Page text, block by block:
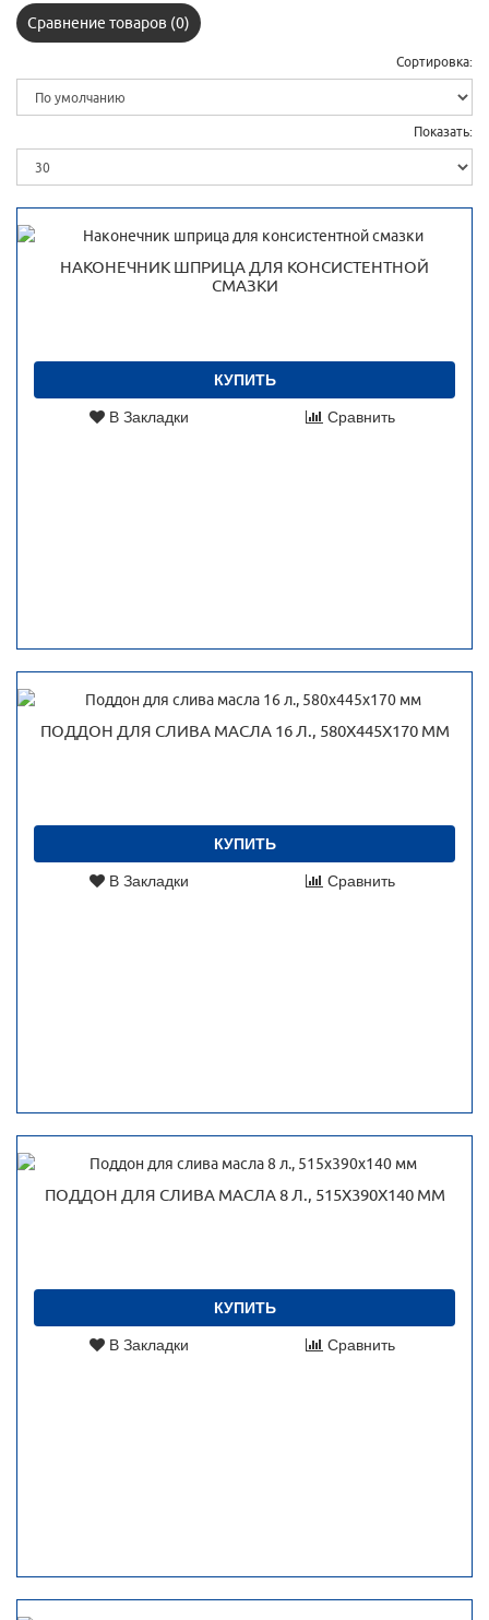
Сравнение товаров (0)
Сортировка:
Показать:
НАКОНЕЧНИК ШПРИЦА ДЛЯ КОНСИСТЕНТНОЙ
СМАЗКИ
КУПИТЬ
В Закладки Сравнить
ПОДДОН ДЛЯ СЛИВА МАСЛА 16 Л., 580Х445Х170 ММ
КУПИТЬ
В Закладки Сравнить
ПОДДОН ДЛЯ СЛИВА МАСЛА 8 Л., 515Х390Х140 ММ
КУПИТЬ
В Закладки Сравнить